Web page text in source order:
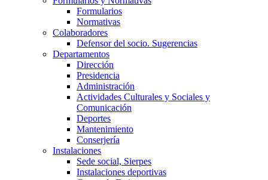
Formularios
Normativas
Colaboradores
Defensor del socio. Sugerencias
Departamentos
Dirección
Presidencia
Administración
Actividades Culturales y Sociales y
Comunicación
Deportes
Mantenimiento
Conserjería
Instalaciones
Sede social, Sierpes
Instalaciones deportivas